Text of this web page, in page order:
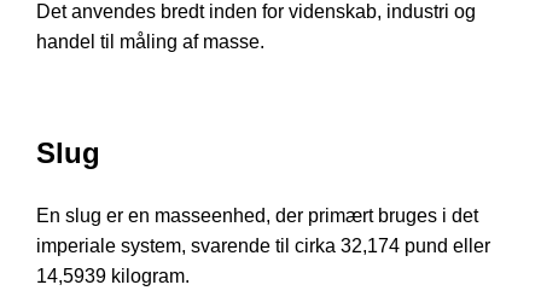
Det anvendes bredt inden for videnskab, industri og
handel til måling af masse.
Slug
En slug er en masseenhed, der primært bruges i det
imperiale system, svarende til cirka 32,174 pund eller
14,5939 kilogram.